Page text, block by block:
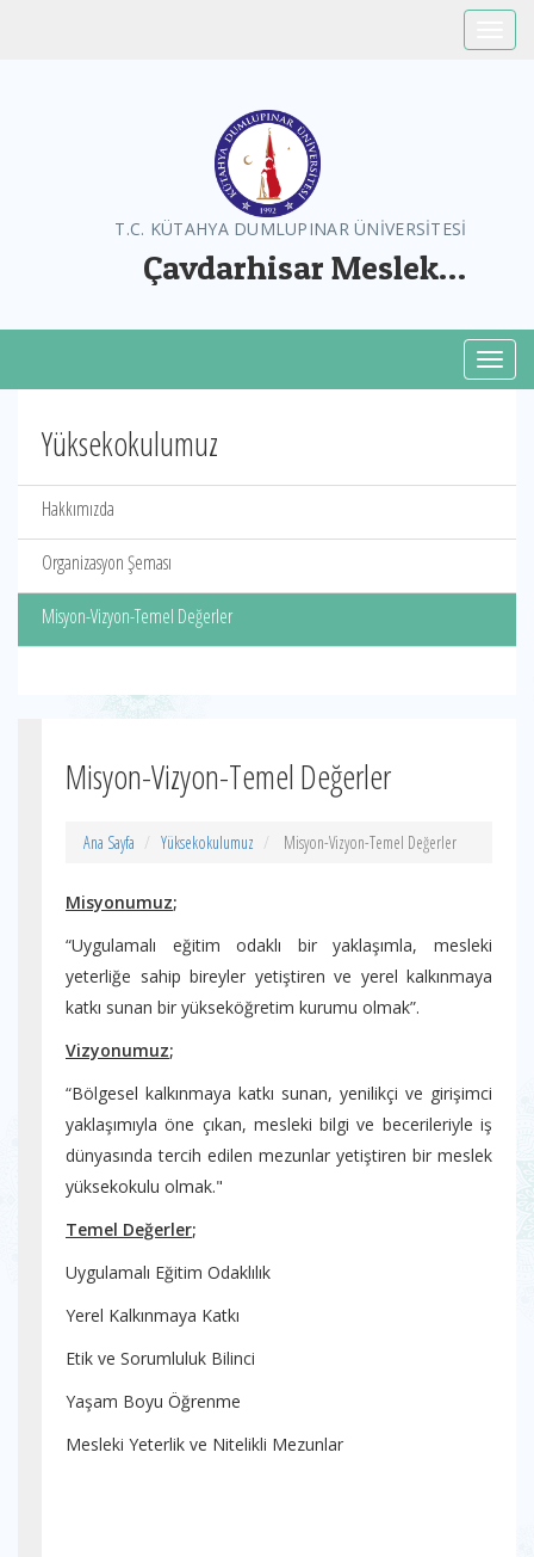
T.C. KÜTAHYA DUMLUPINAR ÜNİVERSİTESİ
Çavdarhisar Meslek
Yüksekokulumuz
Hakkımızda
Organizasyon Şeması
Misyon-Vizyon-Temel Değerler
Misyon-Vizyon-Temel Değerler
Ana Sayfa Yüksekokulumuz Misyon-Vizyon-Temel Değerler
Misyonumuz;
“Uygulamalı eğitim odaklı bir yaklaşımla, mesleki
yeterliğe sahip bireyler yetiştiren ve yerel kalkınmaya
katkı sunan bir yükseköğretim kurumu olmak”.
Vizyonumuz;
“Bölgesel kalkınmaya katkı sunan, yenilikçi ve girişimci
yaklaşımıyla öne çıkan, mesleki bilgi ve becerileriyle iş
dünyasında tercih edilen mezunlar yetiştiren bir meslek
yüksekokulu olmak."
Temel Değerler;
Uygulamalı Eğitim Odaklılık
Yerel Kalkınmaya Katkı
Etik ve Sorumluluk Bilinci
Yaşam Boyu Öğrenme
Mesleki Yeterlik ve Nitelikli Mezunlar